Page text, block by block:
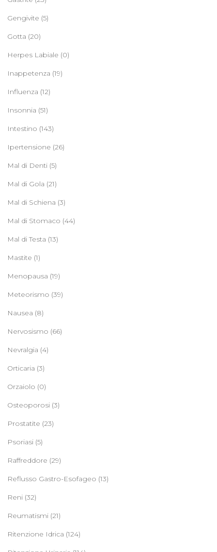
Gengivite (5)
Gotta (20)
Herpes Labiale (0)
Inappetenza (19)
Influenza (12)
Insonnia (51)
Intestino (143)
Ipertensione (26)
Mal di Denti (5)
Mal di Gola (21)
Mal di Schiena (3)
Mal di Stomaco (44)
Mal di Testa (13)
Mastite (1)
Menopausa (19)
Meteorismo (39)
Nausea (8)
Nervosismo (66)
Nevralgia (4)
Orticaria (3)
Orzaiolo (0)
Osteoporosi (3)
Prostatite (23)
Psoriasi (5)
Raffreddore (29)
Reflusso Gastro-Esofageo (13)
Reni (32)
Reumatismi (21)
Ritenzione Idrica (124)